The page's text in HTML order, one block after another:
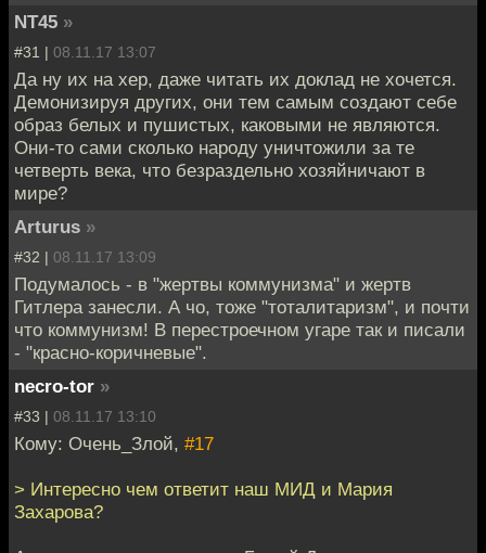
NT45 »
#31 | 08.11.17 13:07
Да ну их на хер, даже читать их доклад не хочется.
Демонизируя других, они тем самым создают себе
образ белых и пушистых, каковыми не являются.
Они-то сами сколько народу уничтожили за те
четверть века, что безраздельно хозяйничают в
мире?
Arturus »
#32 | 08.11.17 13:09
Подумалось - в "жертвы коммунизма" и жертв
Гитлера занесли. А чо, тоже "тоталитаризм", и почти
что коммунизм! В перестроечном угаре так и писали
- "красно-коричневые".
necro-tor »
#33 | 08.11.17 13:10
Кому: Очень_Злой, #17
> Интересно чем ответит наш МИД и Мария
Захарова?